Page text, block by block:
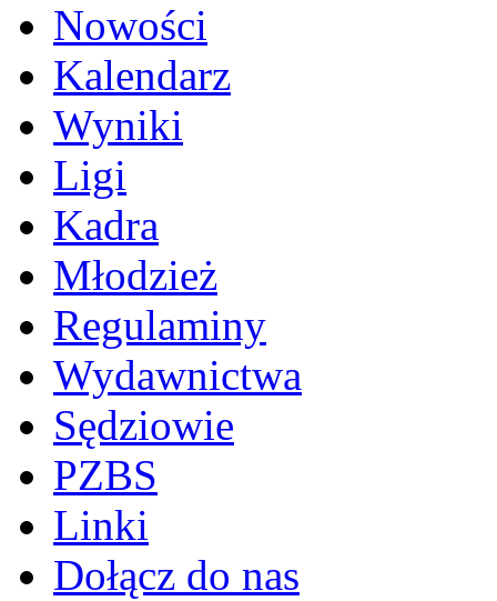
Nowości
Kalendarz
Wyniki
Ligi
Kadra
Młodzież
Regulaminy
Wydawnictwa
Sędziowie
PZBS
Linki
Dołącz do nas